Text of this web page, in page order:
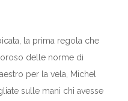
la prima regola che
delle norme di
per la vela, Michel
sulle mani chi avesse